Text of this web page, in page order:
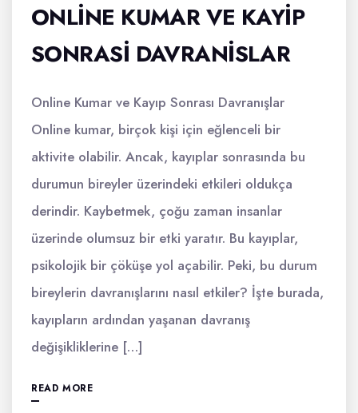
ONLINE KUMAR VE KAYIP
SONRASI DAVRANISLAR
Online Kumar ve Kayıp Sonrası Davranışlar
Online kumar, birçok kişi için eğlenceli bir
aktivite olabilir. Ancak, kayıplar sonrasında bu
durumun bireyler üzerindeki etkileri oldukça
derindir. Kaybetmek, çoğu zaman insanlar
üzerinde olumsuz bir etki yaratır. Bu kayıplar,
psikolojik bir çöküşe yol açabilir. Peki, bu durum
bireylerin davranışlarını nasıl etkiler? İşte burada,
kayıpların ardından yaşanan davranış
değişikliklerine […]
READ MORE